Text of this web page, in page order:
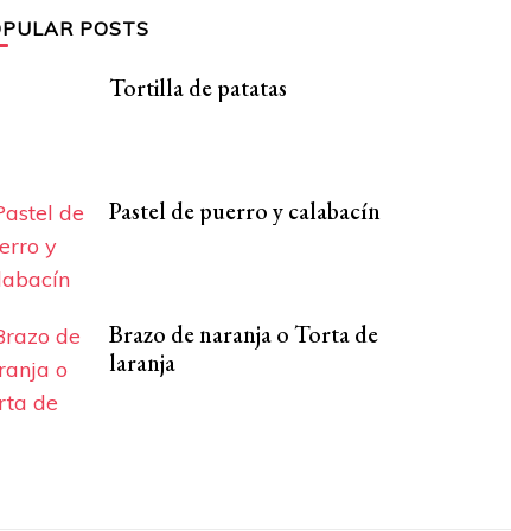
POSTS
Tortilla de patatas
Pastel de puerro y calabacín
Brazo de naranja o Torta de
laranja